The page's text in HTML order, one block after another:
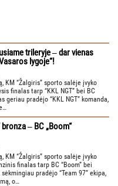
trileryje ‒ dar vienas
lygoje“!
KM “Žalgiris” sporto salėje įvyko
finalas tarp “KKL NGT” bei BC
geriau pradėjo “KKL NGT” komanda,
‒ BC „Boom“
KM “Žalgiris” sporto salėje įvyko
finalas tarp BC “Boom” bei
sėkmingiau pradėjo “Team 97” ekipa,
o…